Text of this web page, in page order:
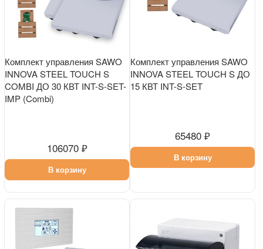
Комплект управления SAWO
INNOVA STEEL TOUCH S
COMBI ДО 30 КВТ INT-S-SET-
IMP (Combi)
106070 ₽
В корзину
Комплект управления SAWO
INNOVA STEEL TOUCH S ДО
15 КВТ INT-S-SET
65480 ₽
В корзину